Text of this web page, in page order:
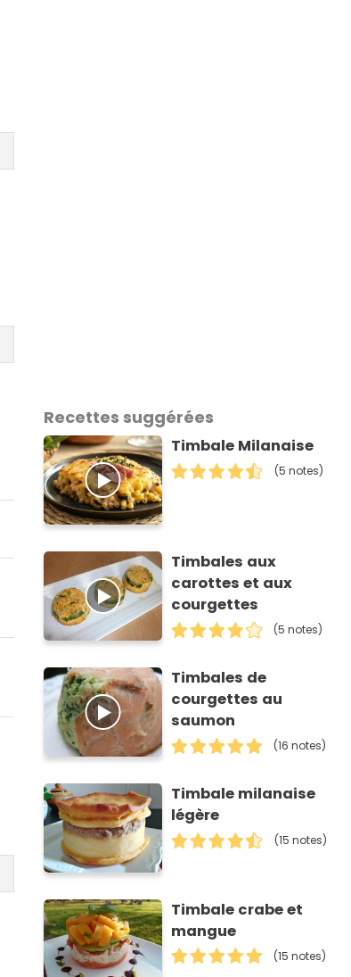
Recettes suggérées
Timbale Milanaise
(5 notes)
Timbales aux
carottes et aux
courgettes
(5 notes)
Timbales de
courgettes au
saumon
(16 notes)
Timbale milanaise
légère
(15 notes)
Timbale crabe et
mangue
(15 notes)